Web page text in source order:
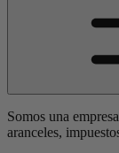
Somos una
aranceles,